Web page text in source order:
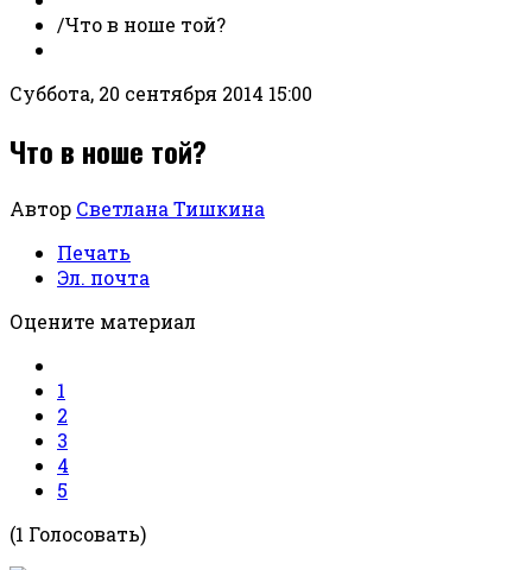
/Что в ноше той?
Суббота, 20 сентября 2014 15:00
Что в ноше той?
Автор Светлана Тишкина
Печать
Эл. почта
Оцените материал
1
2
3
4
5
(1 Голосовать)